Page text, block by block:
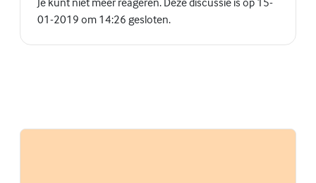
01-2019 om 14:26 gesloten.